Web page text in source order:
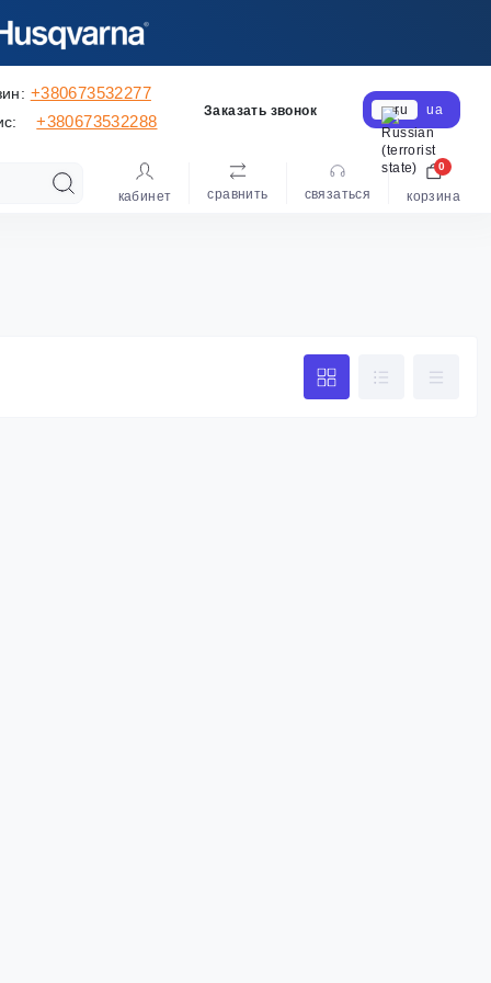
+380673532277
+380673532288
Заказать звонок ru ua
кабинет сравнить cвязаться корзина
0